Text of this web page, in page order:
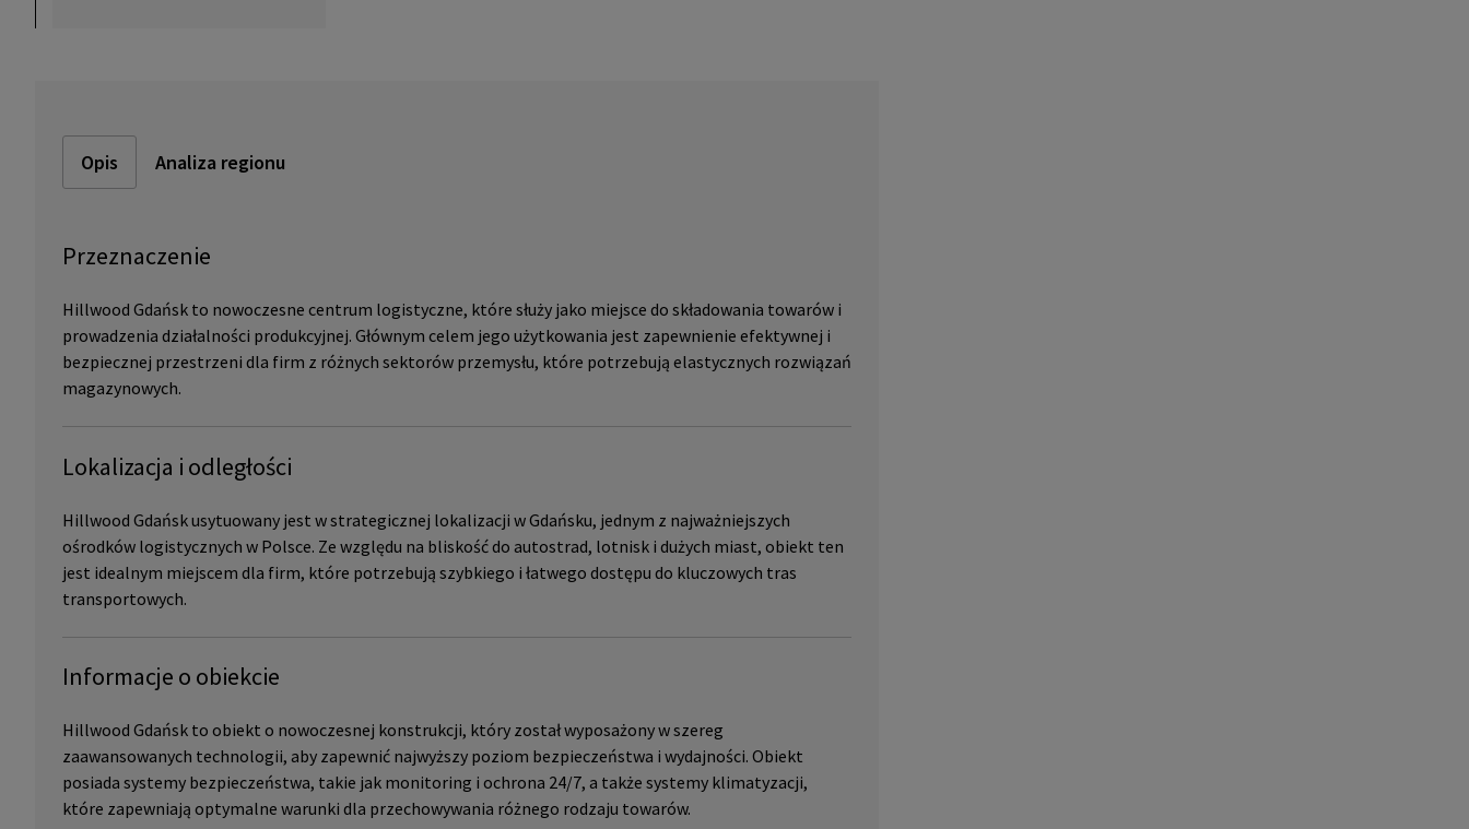
Opis Analiza regionu
Przeznaczenie
Hillwood Gdańsk to nowoczesne centrum logistyczne, które służy jako miejsce do składowania towarów i
prowadzenia działalności produkcyjnej. Głównym celem jego użytkowania jest zapewnienie efektywnej i
bezpiecznej przestrzeni dla firm z różnych sektorów przemysłu, które potrzebują elastycznych rozwiązań
magazynowych.
Lokalizacja i odległości
Hillwood Gdańsk usytuowany jest w strategicznej lokalizacji w Gdańsku, jednym z najważniejszych
ośrodków logistycznych w Polsce. Ze względu na bliskość do autostrad, lotnisk i dużych miast, obiekt ten
jest idealnym miejscem dla firm, które potrzebują szybkiego i łatwego dostępu do kluczowych tras
transportowych.
Informacje o obiekcie
Hillwood Gdańsk to obiekt o nowoczesnej konstrukcji, który został wyposażony w szereg
zaawansowanych technologii, aby zapewnić najwyższy poziom bezpieczeństwa i wydajności. Obiekt
posiada systemy bezpieczeństwa, takie jak monitoring i ochrona 24/7, a także systemy klimatyzacji,
które zapewniają optymalne warunki dla przechowywania różnego rodzaju towarów.